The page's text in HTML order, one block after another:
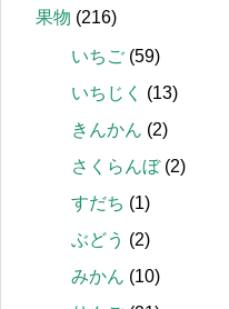
果物 (216)
いちご (59)
いちじく
(13)
きんかん (2)
さくらんぼ(2)
すだち (1)
ぶどう (2)
みかん (10)